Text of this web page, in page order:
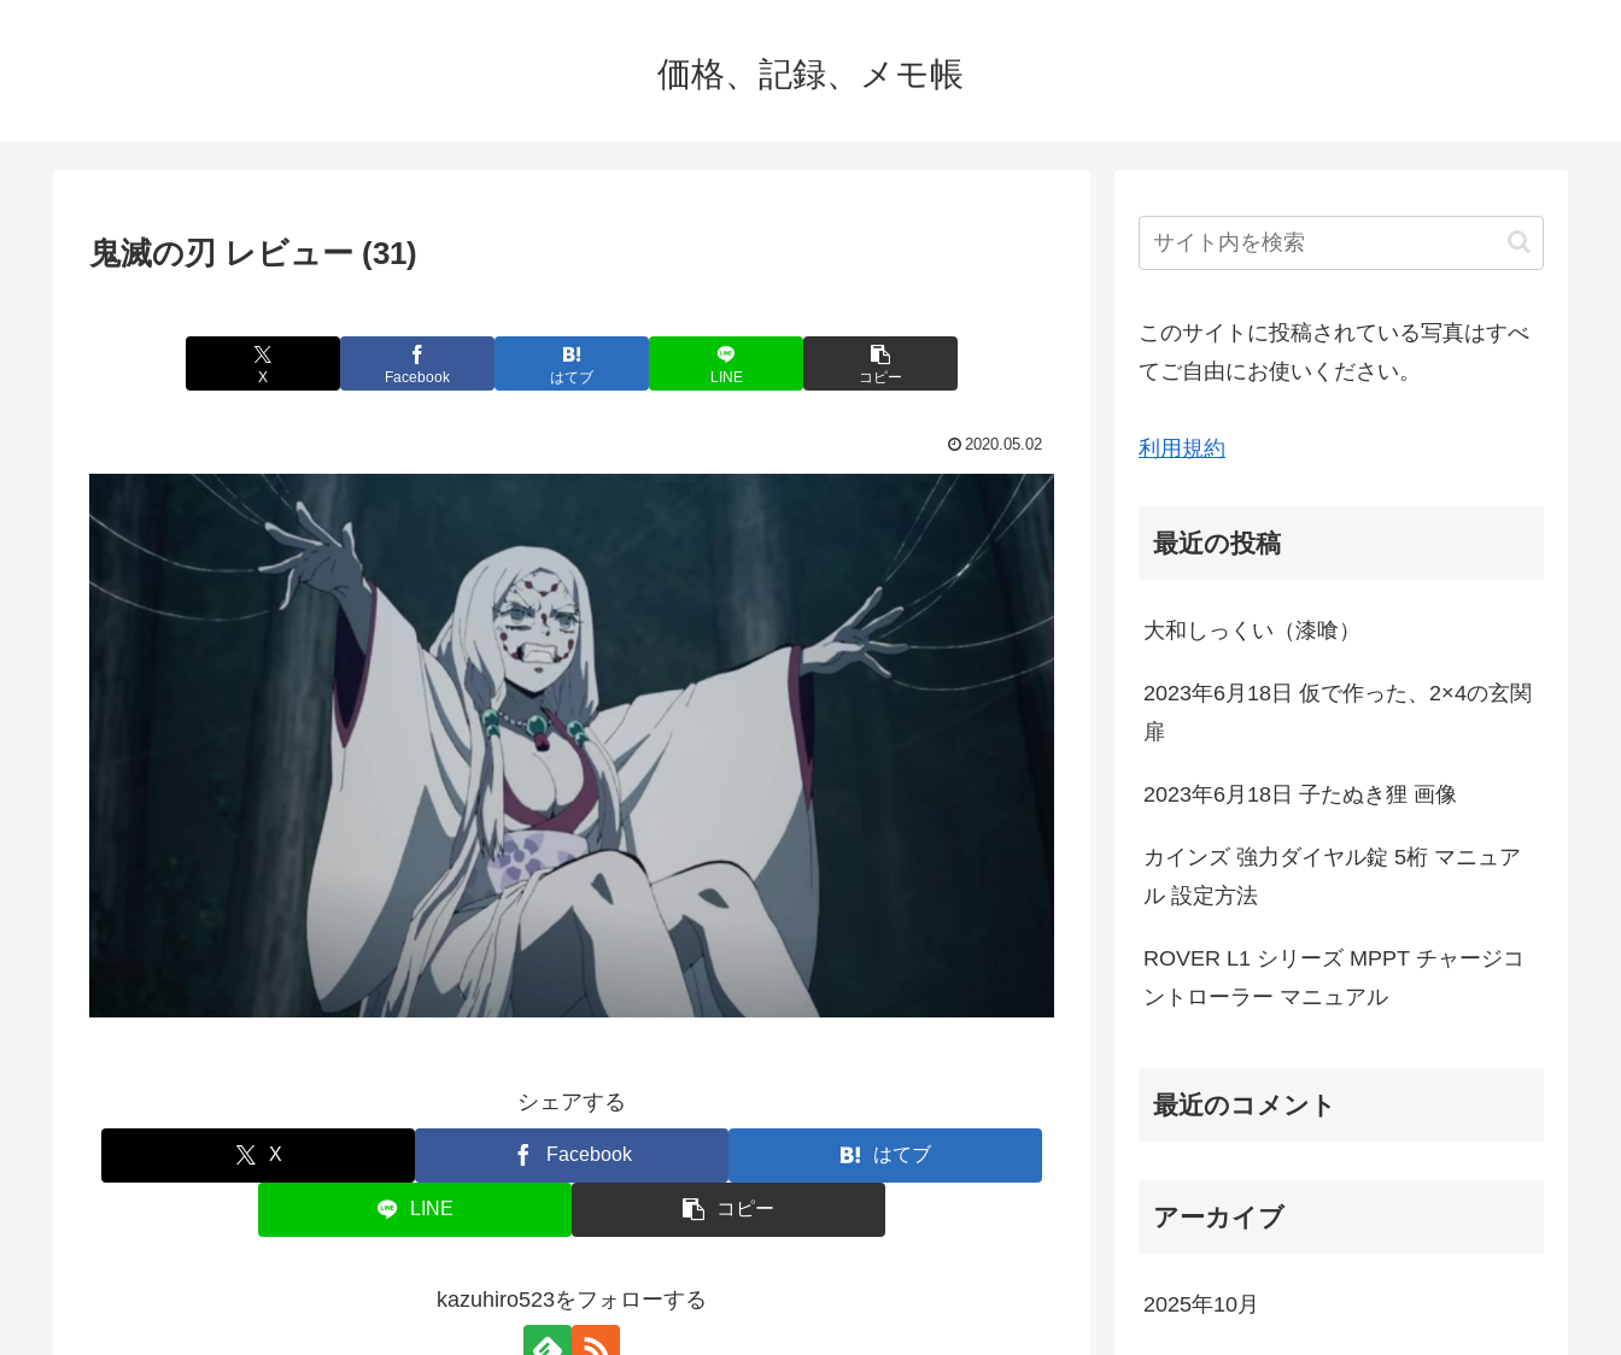
価格、記録、メモ帳
鬼滅の刃 レビュー (31)
X Facebook はてブ LINE コピー
2020.05.02
シェアする
X Facebook はてブ
LINE コピー
kazuhiro523をフォローする
このサイトに投稿されている写真はすべ
てご自由にお使いください。
利用規約
最近の投稿
大和しっくい（漆喰）
2023年6月18日 仮で作った、2×4の玄関
扉
2023年6月18日 子たぬき狸 画像
カインズ 強力ダイヤル錠 5桁 マニュア
ル 設定方法
ROVER L1 シリーズ MPPT チャージコ
ントローラー マニュアル
最近のコメント
アーカイブ
2025年10月